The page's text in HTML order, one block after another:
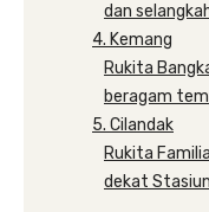
dan
4. Kemang
Rukita
beragam
5. Cilandak
Rukita
dekat